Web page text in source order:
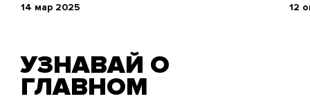
14 мар 2025
12
УЗНАВАЙ О
ГЛАВНОМ